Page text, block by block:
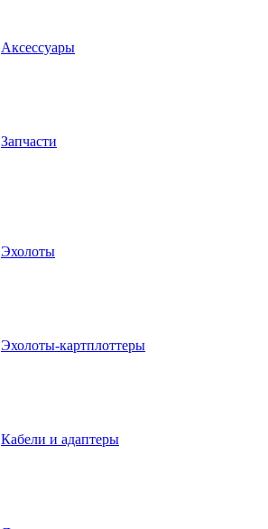
Аксессуары
Запчасти
Эхолоты
Эхолоты-картплоттеры
Кабели и адаптеры